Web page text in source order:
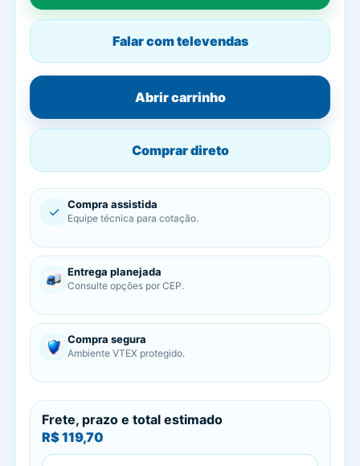
Falar com televendas
Abrir carrinho
Comprar direto
✓ Compra assistida
Equipe técnica para cotação.
Entrega planejada
Consulte opções por CEP.
Compra segura
Ambiente VTEX protegido.
Frete, prazo e total estimado
R$ 119,70